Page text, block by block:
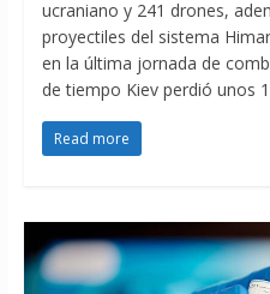
ucraniano y 241 drones,
proyectiles del sistema
en la última jornada de
de tiempo Kiev perdió unos
Read more